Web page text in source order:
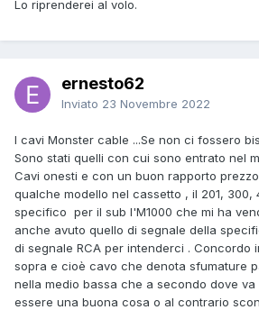
Lo riprenderei al volo.
ernesto62
Inviato 23 Novembre 2022
I cavi Monster cable ...Se non ci fossero
Sono stati quelli con cui sono entrato nel
Cavi onesti e con un buon rapporto
qualche modello nel cassetto , il 201, 300,
specifico per il sub l'M1000 che mi ha
anche avuto quello di segnale della
di segnale RCA per intenderci . Concordo
sopra e cioè cavo che denota sfumature
nella medio bassa che a secondo dove
essere una buona cosa o al contrario